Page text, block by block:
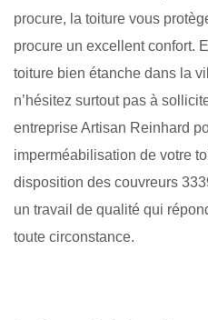
procure, la toiture vous
procure un excellent confort.
toiture bien étanche dans la
n’hésitez surtout pas à
entreprise Artisan Reinhard
imperméabilisation de votre
disposition des couvreurs
un travail de qualité qui
toute circonstance.